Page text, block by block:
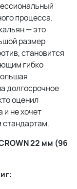
процесса.
— это
размер
становится
гибко
долгосрочное
оценил
и не хочет
22 мм (96